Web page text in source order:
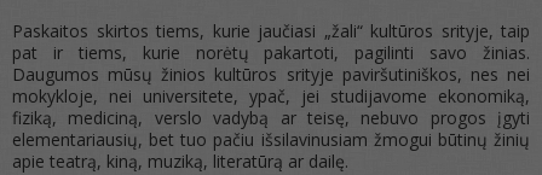
Paskaitos skirtos tiems, kurie jaučiasi „žali“ kultūros srityje, taip
pat ir tiems, kurie norėtų pakartoti, pagilinti savo žinias.
Daugumos mūsų žinios kultūros srityje paviršutiniškos, nes nei
mokykloje, nei universitete, ypač, jei studijavome ekonomiką,
fiziką, mediciną, verslo vadybą ar teisę, nebuvo progos įgyti
elementariausių, bet tuo pačiu išsilavinusiam žmogui būtinų žinių
apie teatrą, kiną, muziką, literatūrą ar dailę.